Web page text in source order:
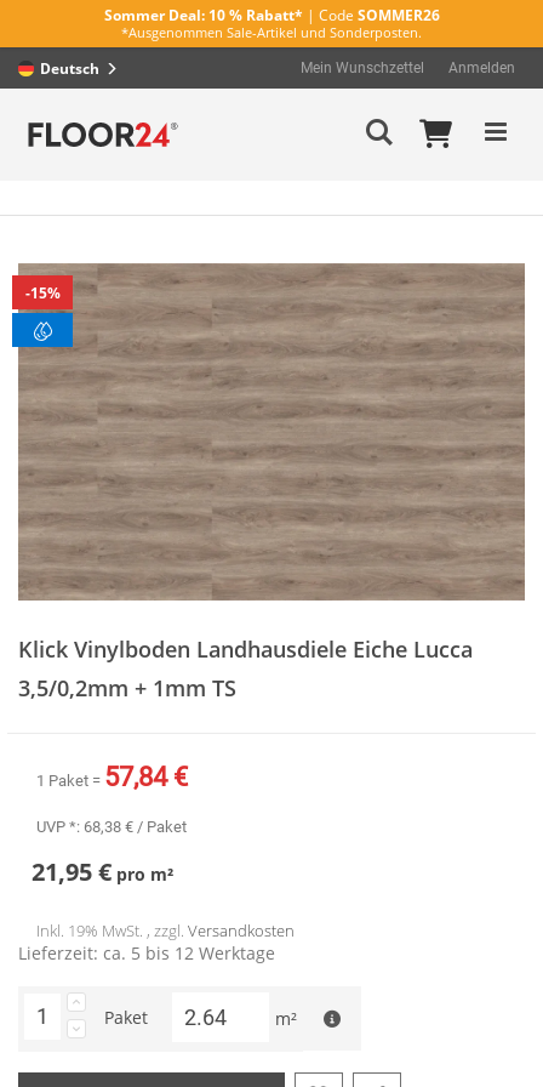
Sommer Deal: 10 % Rabatt* | Code SOMMER26
*Ausgenommen Sale-Artikel und Sonderposten.
Mein
Mein Wunschzettel Anmelden
Suche
Zum
Ende
der
Bildergalerie
springen
der
Bildergalerie
springen
15%
Klick Vinylboden Landhausdiele Eiche Lucca
3,5/0,2mm + 1mm TS
1 Paket = 57,84 €
UVP *: 68,38 € / Paket
21,95 € pro m²
Inkl. 19% MwSt. , zzgl. Versandkosten
Lieferzeit: ca. 5 bis 12 Werktage
Paket m²
Deutsch